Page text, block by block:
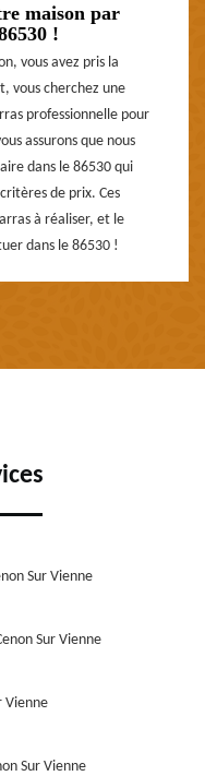
maison par
!
vous avez pris la
vous cherchez une
professionnelle pour
assurons que nous
dans le 86530 qui
de prix. Ces
à réaliser, et le
dans le 86530 !
Sur Vienne
Sur Vienne
Vienne
Sur Vienne